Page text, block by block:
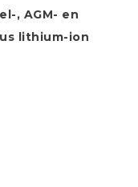
, AGM- en
lithium-ion